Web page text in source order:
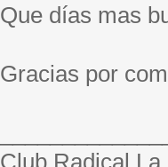
Que días mas
Gracias por
Club Radical La